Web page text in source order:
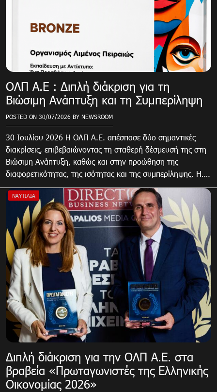
ΟΛΠ Α.Ε : Διπλή διάκριση για τη
Βιώσιμη Ανάπτυξη και τη Συμπερίληψη
POSTED ON 30/07/2026 BY NEWSROOM
30 Ιουλίου 2026 Η ΟΛΠ Α.Ε. απέσπασε δύο σημαντικές
διακρίσεις, επιβεβαιώνοντας τη σταθερή δέσμευσή της στη
Βιώσιμη Ανάπτυξη, καθώς και στην προώθηση της
διαφορετικότητας, της ισότητας και της συμπερίληψης. Η….
ΝΑΥΤΙΛΙΑ
Διπλή διάκριση για την ΟΛΠ Α.Ε. στα
βραβεία «Πρωταγωνιστές της Ελληνικής
Οικονομίας 2026»